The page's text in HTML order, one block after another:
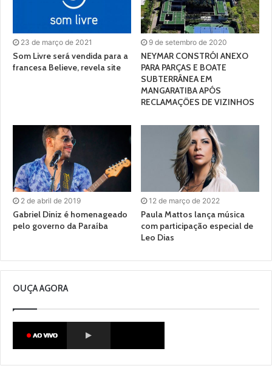
23 de março de 2021
Som Livre será vendida para a
francesa Believe, revela site
9 de setembro de 2020
NEYMAR CONSTRÓI ANEXO
PARA PARÇAS E BOATE
SUBTERRÂNEA EM
MANGARATIBA APÓS
RECLAMAÇÕES DE VIZINHOS
2 de abril de 2019
Gabriel Diniz é homenageado
pelo governo da Paraíba
12 de março de 2022
Paula Mattos lança música
com participação especial de
Leo Dias
OUÇA AGORA